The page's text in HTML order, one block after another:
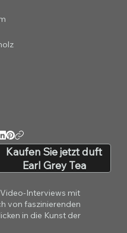
Kaufen Sie jetzt duft
Earl Grey Tea
Interviews mit
von faszinierenden
in die Kunst der